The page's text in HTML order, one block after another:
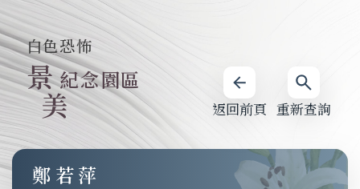
重新查詢
返回前頁
白色恐怖
景
美
紀念園區
鄭若萍